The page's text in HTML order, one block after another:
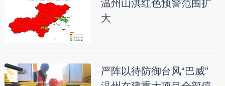
温州山洪红色预警范围扩
大
严阵以待防御台风“巴威”